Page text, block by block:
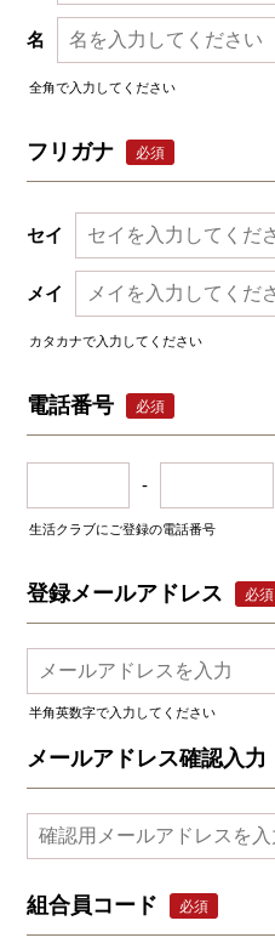
名
全角で入力してください
フリガナ 必須
セイ
メイ
カタカナで入力してください
電話番号 必須
-
生活クラブにご登録の電話番号
登録メールアドレス 必須
半角英数字で入力してください
メールアドレス確認入力
組合員コード 必須